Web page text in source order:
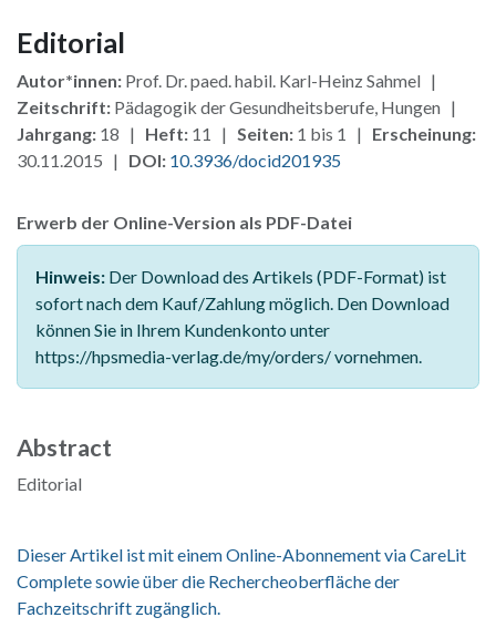
Editorial
Autor*innen: Prof. Dr. paed. habil. Karl-Heinz Sahmel |
Zeitschrift: Pädagogik der Gesundheitsberufe, Hungen |
Jahrgang: 18 | Heft: 11 | Seiten: 1 bis 1 | Erscheinung:
30.11.2015 | DOI: 10.3936/docid201935
Erwerb der Online-Version als PDF-Datei
Hinweis: Der Download des Artikels (PDF-Format) ist
sofort nach dem Kauf/Zahlung möglich. Den Download
können Sie in Ihrem Kundenkonto unter
https://hpsmedia-verlag.de/my/orders/ vornehmen.
Abstract
Editorial
Dieser Artikel ist mit einem Online-Abonnement via CareLit
Complete sowie über die Rechercheoberfläche der
Fachzeitschrift zugänglich.